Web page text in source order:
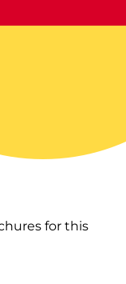
for this